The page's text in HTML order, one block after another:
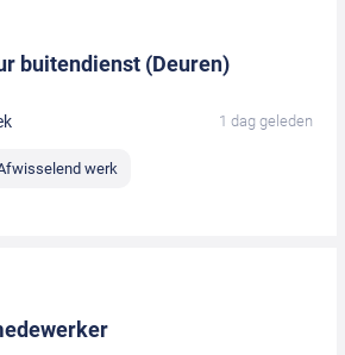
buitendienst (Deuren)
1 dag geleden
werk